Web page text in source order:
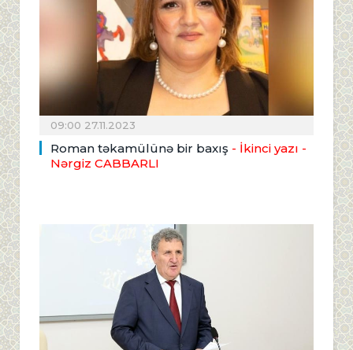
09:00 27.11.2023
Roman təkamülünə bir baxış - İkinci yazı -
Nərgiz CABBARLI